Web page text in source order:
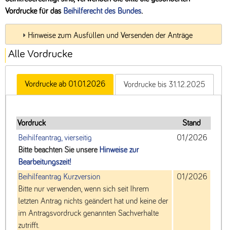
Vordrucke für das Beihilferecht des Bundes.
Hinweise zum Ausfüllen und Versenden der Anträge
Alle Vordrucke
Vordrucke ab 01.01.2026 Vordrucke bis 31.12.2025
Vordruck
Stand
Beihilfeantrag, vierseitig
Bitte beachten Sie unsere Hinweise zur
Bearbeitungszeit!
01/2026
Beihilfeantrag Kurzversion
Bitte nur verwenden, wenn sich seit Ihrem
letzten Antrag nichts geändert hat und keine der
im Antragsvordruck genannten Sachverhalte
zutrifft.
01/2026